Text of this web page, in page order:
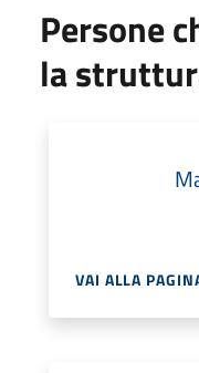
Persone
la
VAI ALLA